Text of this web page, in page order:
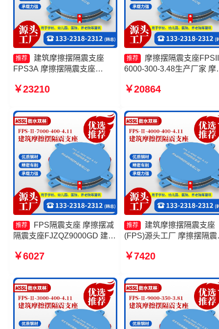
推荐
建筑摩擦摆隔震支座
FPS3A 摩擦摆隔震支座
厂 摩擦摆隔震支座FPSII-
摆隔震支座FPSII-8000-300-
3.48生产厂家
￥23210
推荐
摩擦摆隔震支座
6000-300-3.48生产厂家 摩
3.81厂家 建筑摩擦摆减隔
1000-400-4.11厂家
￥20864
推荐
FPS隔震支座 摩擦摆减
隔震支座FJZQZ9000GD 建筑
座生产厂家
￥6027
推荐
建筑摩擦摆隔震支座
(FPS)源头工厂 摩擦摆隔震
厂家 摩擦摆式橡胶隔震支
￥7420